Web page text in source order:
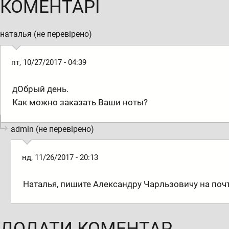
КОМЕНТАРІ
наталья (не перевірено)
пт, 10/27/2017 - 04:39
дОбрый день.
Как можно заказать Ваши ноты?
admin (не перевірено)
нд, 11/26/2017 - 20:13
Наталья, пишите Александру Чарльзовичу на